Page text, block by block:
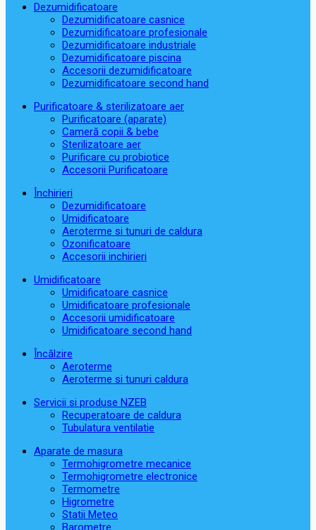
Dezumidificatoare
Dezumidificatoare casnice
Dezumidificatoare profesionale
Dezumidificatoare industriale
Dezumidificatoare piscina
Accesorii dezumidificatoare
Dezumidificatoare second hand
Purificatoare & sterilizatoare aer
Purificatoare (aparate)
Cameră copii & bebe
Sterilizatoare aer
Purificare cu probiotice
Accesorii Purificatoare
Închirieri
Dezumidificatoare
Umidificatoare
Aeroterme si tunuri de caldura
Ozonificatoare
Accesorii inchirieri
Umidificatoare
Umidificatoare casnice
Umidificatoare profesionale
Accesorii umidificatoare
Umidificatoare second hand
Încălzire
Aeroterme
Aeroterme si tunuri caldura
Servicii si produse NZEB
Recuperatoare de caldura
Tubulatura ventilatie
Aparate de masura
Termohigrometre mecanice
Termohigrometre electronice
Termometre
Higrometre
Statii Meteo
Barometre